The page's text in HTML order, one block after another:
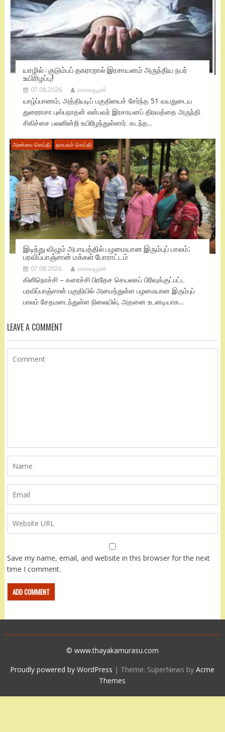
யாழில் : குடும்பப் தகராறால் இரசாயனம் அருந்திய நபர்
உயிரிழப்பு!
07.08.2026 மாவையூரன்
யாழ்ப்பாணம், அத்தியடிப் பகுதியைச் சேர்ந்த 51 வயதுடைய
துரைராசா புஸ்பநாதன் என்பவர் இரசாயனப் திரவத்தை அருந்தி
சிகிச்சை பலனின்றி உயிரிழந்துள்ளார். கடந்த...
அண்மை செய்தி தாயகச் செய்தி
இடிந்து விழும் அபாயத்தில் பழமையான இரும்புப் பாலம்;
பரவிப்பாஞ்சான் மக்கள் போராட்டம்
07.08.2026 மாவையூரன்
கிளிநொச்சி – கரைச்சி பிரதேச செயலகப் பிரிவுக்குட்பட்ட
பரவிப்பாஞ்சான் பகுதியில் அமைந்துள்ள பழமையான இரும்புப்
பாலம் சேதமடைந்துள்ள நிலையில், அதனை உடனடியாக...
LEAVE A COMMENT
Save my name, email, and website in this browser for the next
time I comment.
© www.thayakamurasu.com
Proudly powered by WordPress | Theme: SuperNews byAcme
Themes